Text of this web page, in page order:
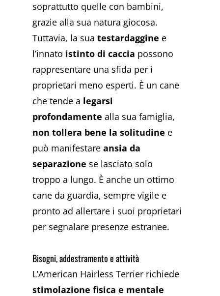
soprattutto quelle con bambini,
grazie alla sua natura giocosa.
Tuttavia, la suatestardaggine e
l’innato istinto di caccia possono
rappresentare una sfida per i
proprietari meno esperti. È un cane
che tende a legarsi
profondamente alla sua famiglia,
non tollera bene la solitudine e
può manifestareansia da
separazione se lasciato solo
troppo a lungo. È anche un ottimo
cane da guardia, sempre vigile e
pronto ad allertare i suoi proprietari
per segnalare presenze estranee.
Bisogni, addestramento e attività
L’American Hairless Terrier richiede
stimolazione fisica e mentale